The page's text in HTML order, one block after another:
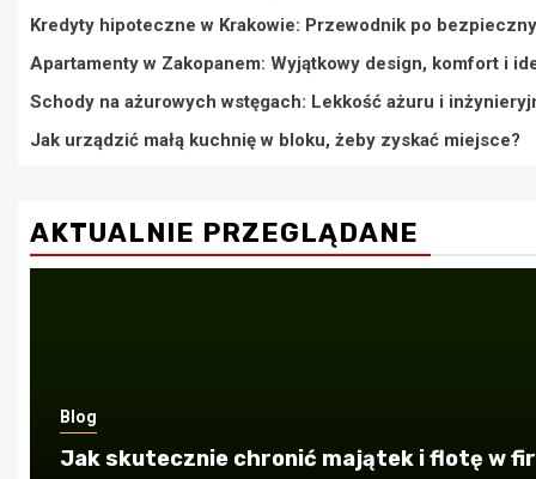
Kredyty hipoteczne w Krakowie: Przewodnik po
Apartamenty w Zakopanem: Wyjątkowy design, komfort i
Schody na ażurowych wstęgach: Lekkość ażuru i
Jak urządzić małą kuchnię w bloku, żeby zyskać miejsce?
AKTUALNIE PRZEGLĄDANE